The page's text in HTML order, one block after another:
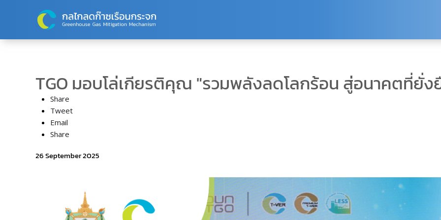
Skip to main content
TGO มอบโล่เกียรติคุณ "รวมพลังลดโลกร้อน สู่อนาคตที่ยั่ง
Share
Tweet
Email
Share
26 September 2025